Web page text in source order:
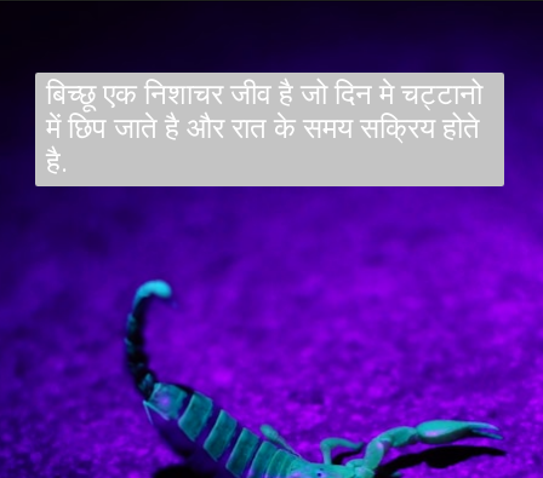
बिच्छू एक निशाचर जीव है जो दिन मे चट्टानो
में छिप जाते है और रात के समय सक्रिय होते
है.